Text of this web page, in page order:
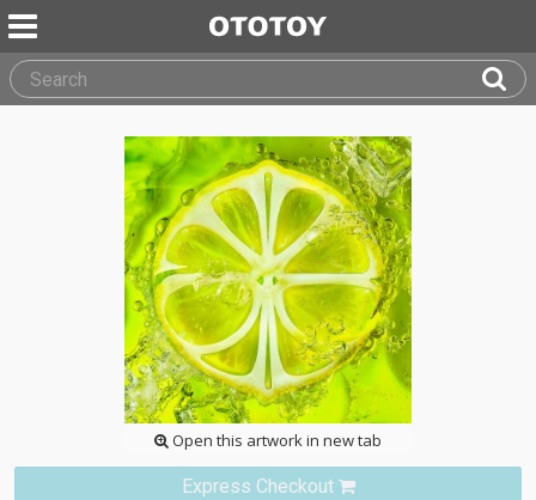
Open this artwork in new tab
Express Checkout